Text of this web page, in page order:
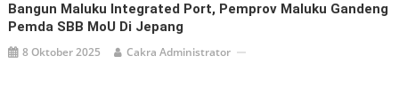
Bangun Maluku Integrated Port, Pemprov Maluku Gandeng
Pemda SBB MoU Di Jepang
8 Oktober 2025 Cakra Administrator